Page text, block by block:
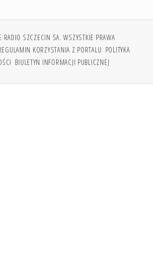
SZCZECIN SA. WSZYSTKIE PRAWA
KORZYSTANIA Z PORTALU POLITYKA
BIULETYN INFORMACJI PUBLICZNEJ